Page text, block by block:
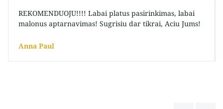
REKOMENDUOJU!!!! Labai platus pasirinkimas, labai
malonus aptarnavimas! Sugrisiu dar tikrai, Aciu Jums!
Anna Paul